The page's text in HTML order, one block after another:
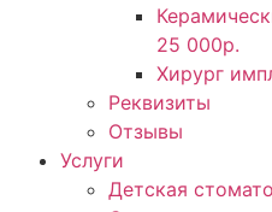
25 000р.
Хирург
Реквизиты
Отзывы
Услуги
Детская